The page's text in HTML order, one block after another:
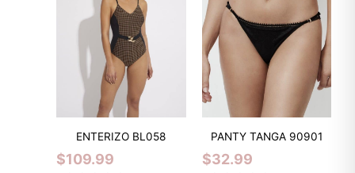
ENTERIZO BL058
$109.99
PANTY TANGA 90901
$32.99